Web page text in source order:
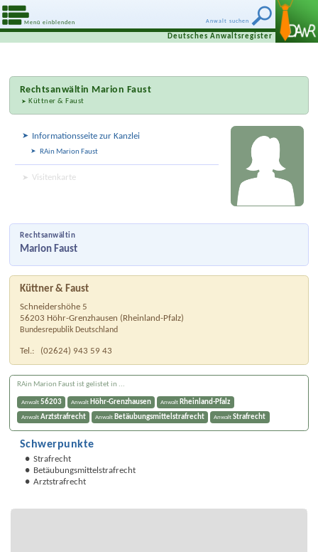
Anwalt suchen
Menü einblenden
Deutsches Anwaltsregister
Rechtsanwältin Marion Faust
Küttner & Faust
Informationsseite zur Kanzlei
RAin Marion Faust
Visitenkarte
Rechtsanwältin
Marion Faust
Küttner & Faust
Schneidershöhe 5
56203 Höhr-Grenzhausen ( Rheinland-Pfalz)
Bundesrepublik Deutschland
Tel.: (02624) 943 59 43
RAin Marion Faust ist gelistet in ...
Anwalt 56203 Anwalt Höhr-Grenzhausen Anwalt Rheinland-Pfalz
Anwalt Arztstrafrecht Anwalt Betäubungsmittelstrafrecht AnwaltStrafrecht
Schwerpunkte
Strafrecht
Betäubungsmittelstrafrecht
Arztstrafrecht